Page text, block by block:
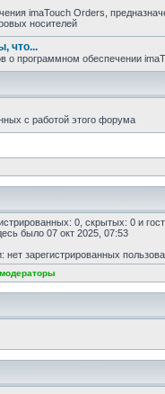
imaTouch Orders,
носителей
что...
о программном обеспечении
с работой этого форума
0, скрытых: 0 и
было 07 окт 2025, 07:53
нет зарегистрированных